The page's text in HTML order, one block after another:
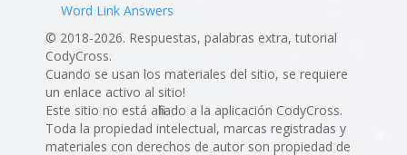
Word Link Answers
© 2018-2026. Respuestas, palabras extra, tutorial
CodyCross.
Cuando se usan los materiales del sitio, se requiere
un enlace activo al sitio!
Este sitio no está afiliado a la aplicación CodyCross.
Toda la propiedad intelectual, marcas registradas y
materiales con derechos de autor son propiedad de